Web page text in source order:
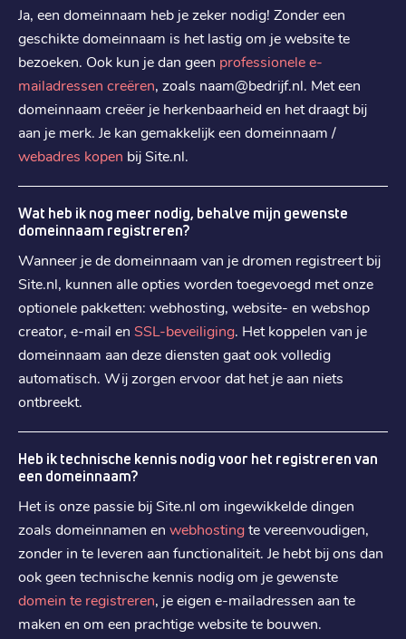
.cloud
Registratie € 16,59
€ 16,59
Verlengen: € 24,99
.blog
Registratie: € 16,59
€ 16,59
Verlengen € 24,99
.site
Registratie: € 22,79
€ 22,79
.store
Registratie: € 34,59
Verhuizen: € 34,59
€ 52,09
.tech
Ja, een domeinnaam heb je zeker nodig! Zonder een
geschikte domeinnaam is het lastig om je website te
bezoeken. Ook kun je dan geen professionele e-
mailadressen creëren, zoals naam@bedrijf.nl. Met een
domeinnaam creëer je herkenbaarheid en het draagt bij
aan je merk. Je kan gemakkelijk een domeinnaam /
webadres kopen bij Site.nl.
Wat heb ik nog meer nodig, behalve mijn gewenste
domeinnaam registreren?
Wanneer je de domeinnaam van je dromen registreert bij
Site.nl, kunnen alle opties worden toegevoegd met onze
optionele pakketten: webhosting, website- en webshop
creator, e-mail en SSL-beveiliging. Het koppelen van je
domeinnaam aan deze diensten gaat ook volledig
automatisch. Wij zorgen ervoor dat het je aan niets
ontbreekt.
Heb ik technische kennis nodig voor het registreren van
een domeinnaam?
Het is onze passie bij Site.nl om ingewikkelde dingen
zoals domeinnamen en webhostingte vereenvoudigen,
zonder in te leveren aan functionaliteit. Je hebt bij ons dan
ook geen technische kennis nodig om je gewenste
domein te registreren, je eigen e-mailadressen aan te
maken en om een prachtige website te bouwen.